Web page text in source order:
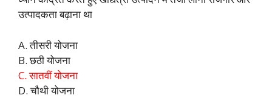
उत्पादकता बढ़ाना था
A. तीसरी योजना
B. छठी योजना
C. सातवीं योजना
D. चौथी योजना